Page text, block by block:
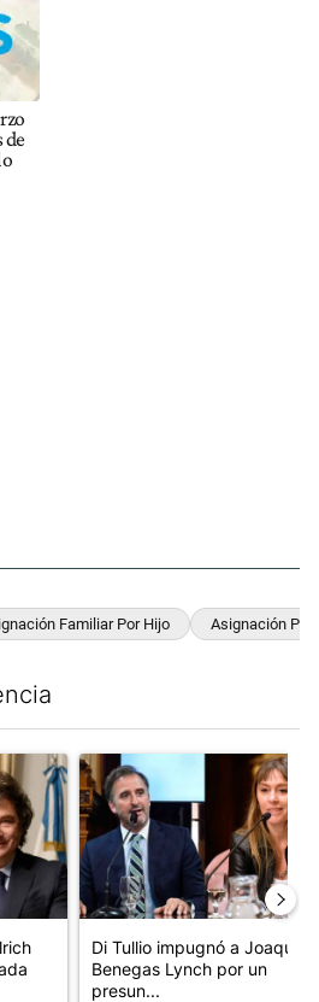
Familiar Por Hijo Asignación Por
con el título "Encuesta: Patricia
Un artículo de tendencia con
Di Tullio impugnó a Joaquín
Benegas Lynch por un
presun...